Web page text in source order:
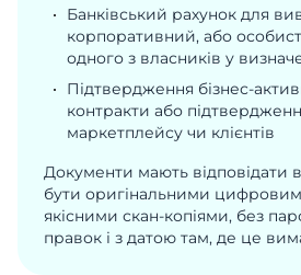
Банківський рахунок для
корпоративний, або
одного з власників у
Підтвердження бізнес-
контракти або
маркетплейсу чи клієнтів
Документи мають відповідати
бути оригінальними
якісними скан-копіями, без
правок і з датою там, де це